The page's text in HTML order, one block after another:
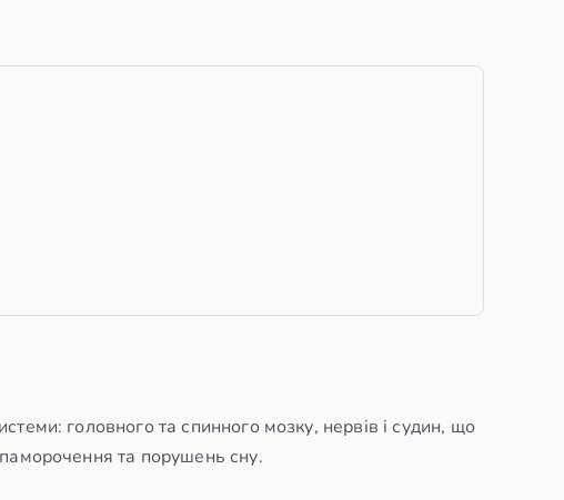
головного та спинного мозку, нервів і судин, що
та порушень сну.